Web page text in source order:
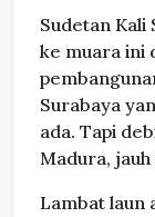
Sudetan Kali
ke muara ini
Surabaya
ada. Tapi
Madura,
Lambat laun